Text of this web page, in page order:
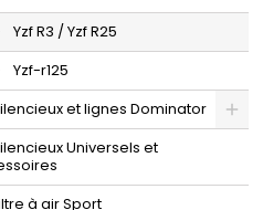
Yzf R3 / Yzf R25
Yzf-r125
et lignes Dominator
Universels et
à air Sport